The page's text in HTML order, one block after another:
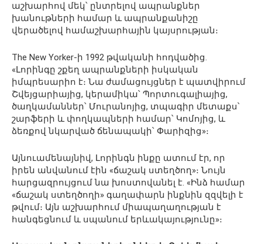
աշխարհով մեկ՝ ընտրելով ապրանքներ
խանութների համար և ապրանքանիշը
վերածելով համաշխարհային կայսրության։
The New Yorker-ի 1992 թվականի հոդվածից.
«Լորինգը շքեղ ապրանքների իսկական
իմպրեսարիո է։ Նա ժամացույցներ է պատվիրում
Շվեյցարիայից, կերամիկա՝ Պորտուգալիայից,
ծաղկամաններ՝ Մուրանոյից, տպագիր մետաքս՝
շարֆերի և փողկապների համար՝ Կոմոյից, և
ձեռքով նկարված ճենապակի՝ Փարիզից»։
Այնուամենայնիվ, Լորինգն ինքը ատում էր, որ
իրեն անվանում էին «ճաշակ ստեղծող»։ Նույն
հարցազրույցում նա խոստովանել է. «Ինձ համար
«ճաշակ ստեղծողի» գաղափարն ինքնին զզվելի է
թվում։ Այն աշխարհում միապաղաղության է
հանգեցնում և սպանում երևակայությունը»։